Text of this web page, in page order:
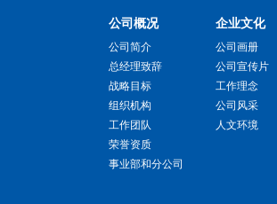
公司概况
公司简介
总经理致辞
战略目标
组织机构
工作团队
荣誉资质
事业部和分公司
企业文化
公司画册
公司宣传片
工作理念
公司风采
人文环境